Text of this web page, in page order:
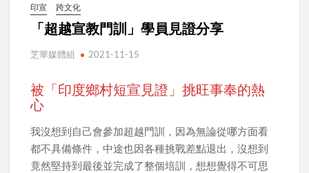
印宣 跨文化
「超越宣教門訓」學員見證分享
芝華媒體組 2021-11-15
被「印度鄉村短宣見證」挑旺事奉的熱
心
我沒想到自己會參加超越門訓，因為無論從哪方面看
都不具備條件，中途也因各種挑戰差點退出，沒想到
竟然堅持到最後並完成了整個培訓，想想覺得不可思